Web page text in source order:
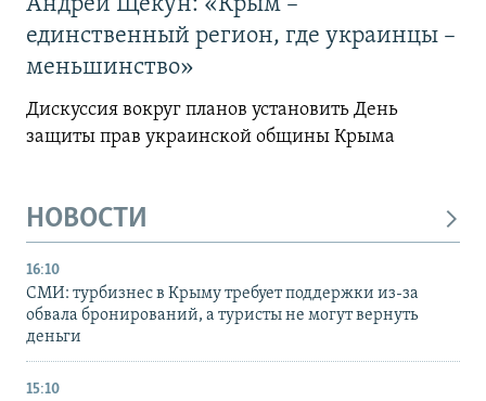
единственный регион, где украинцы –
меньшинство»
Дискуссия вокруг планов установить День
защиты прав украинской общины Крыма
НОВОСТИ
16:10
СМИ: турбизнес в Крыму требует поддержки из-за
обвала бронирований, а туристы не могут вернуть
деньги
15:10